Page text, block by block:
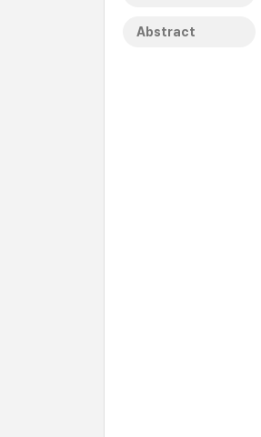
Abstract